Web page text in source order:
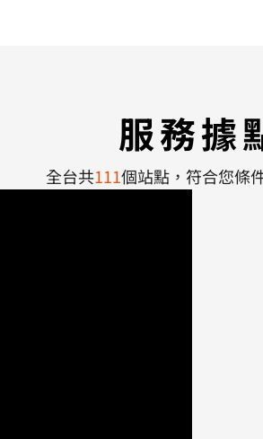
服務據
全台共111個站點，符合您條